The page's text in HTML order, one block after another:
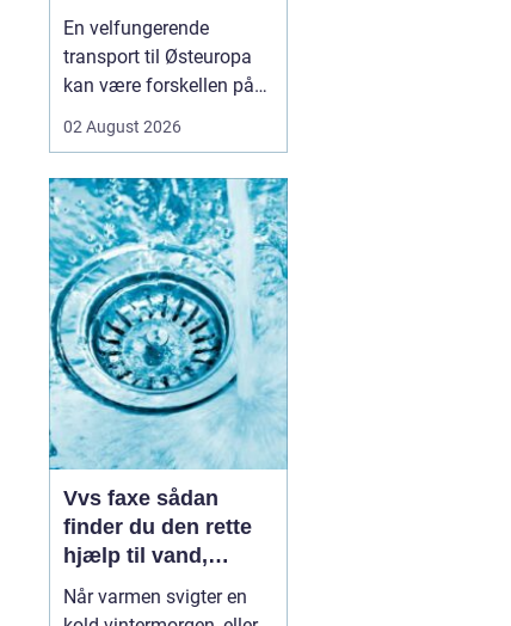
logistikken
En velfungerende
transport til Østeuropa
kan være forskellen på
dyre forsinkelser. Mange
mod Baltikum, Ukraine
og resten af regionen for
at finde nye kunder og
leverandører. Men v...
02 August 2026
Vvs faxe sådan
finder du den rette
hjælp til vand,
varme og sanitet
Når varmen svigter en